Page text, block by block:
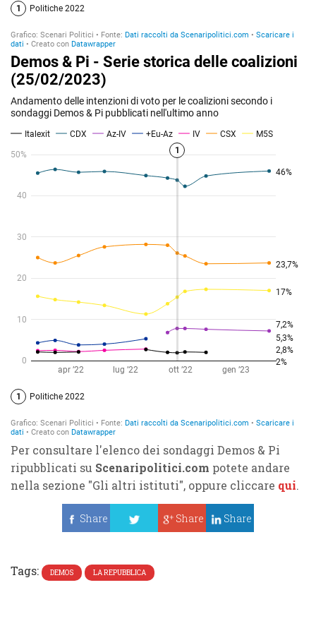
Per consultare l'elenco dei sondaggi Demos & Pi
ripubblicati su Scenaripolitici.com potete andare
nella sezione "Gli altri istituti", oppure cliccare qui.
Share
Share Share
Tags: DEMOS LA REPUBBLICA